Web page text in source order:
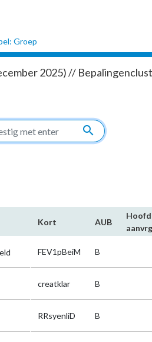
Groep
2025) //
search
Kort AUB
Hoofd​
aanvrg
FEV1pBeiM B
creatklar B
RRsyenliD B